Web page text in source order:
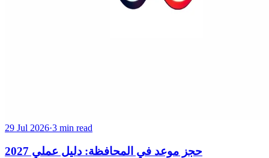
29 Jul 2026·3 min read
حجز موعد في المحافظة: دليل عملي 2027